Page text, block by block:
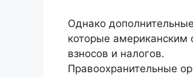
Однако
которые американским
взносов и налогов.
Правоохранительные